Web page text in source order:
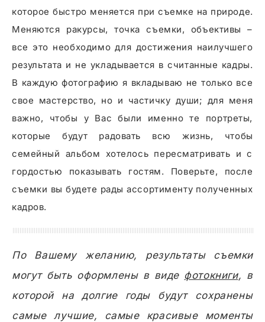
которое быстро меняется при съемке на природе.
Меняются ракурсы, точка съемки, объективы –
все это необходимо для достижения наилучшего
результата и не укладывается в считанные кадры.
В каждую фотографию я вкладываю не только все
свое мастерство, но и частичку души; для меня
важно, чтобы у Вас были именно те портреты,
которые будут радовать всю жизнь, чтобы
семейный альбом хотелось пересматривать и с
гордостью показывать гостям. Поверьте, после
съемки вы будете рады ассортименту полученных
кадров.
По Вашему желанию, результаты съемки
могут быть оформлены в виде фотокниги, в
которой на долгие годы будут сохранены
самые лучшие, самые красивые моменты